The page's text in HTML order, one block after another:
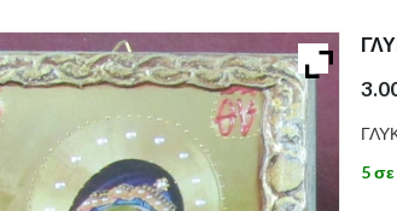
5